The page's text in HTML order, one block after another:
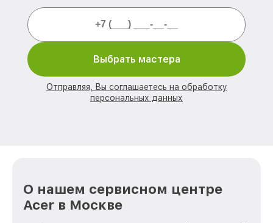
Выбрать мастера
Отправляя, Вы соглашаетесь на обработку
персональных данных
О нашем сервисном центре
Acer в Москве